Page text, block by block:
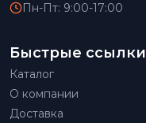
Пн-Пт: 9:00-17:00
Быстрые ссылки
Каталог
О компании
Доставка